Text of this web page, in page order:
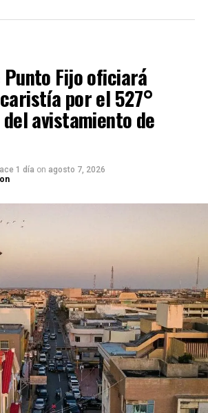
Punto Fijo oficiará
por el 527°
avistamiento de
1 día on agosto 7, 2026